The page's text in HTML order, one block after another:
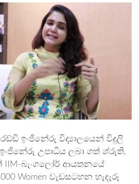
ඉංජිනේරු විද්‍යාලයෙන් විදුලි
උපාධිය ලබා ගත් ශ්රුති,
IIM-බැංගලෝර් ආයතනයේ
Women වැඩසටහන හැදෑරූ